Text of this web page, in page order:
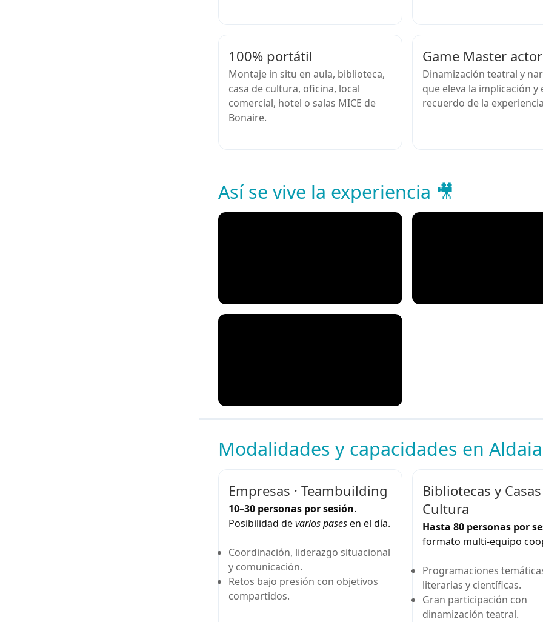
100% portátil
Montaje in situ en aula, biblioteca,
casa de cultura, oficina, local
comercial, hotel o salas MICE de
Bonaire.
Game Master actor
Dinamización teatral y
que eleva la implicación y
recuerdo de la
Así se vive la experiencia 🎥
Modalidades y capacidades en
Empresas · Teambuilding
10–30 personas por sesión.
Posibilidad devarios pasesen el día.
Coordinación, liderazgo situacional
y comunicación.
Retos bajo presión con objetivos
compartidos.
Bibliotecas y
Cultura
Hasta 80 personas por
formato multi-equipo
Programaciones
literarias y científicas.
Gran participación con
dinamización teatral.